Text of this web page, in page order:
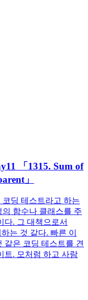
「1315. Sum of
」
딩 테스트라고 하는
함수나 클래스를 주
다. 그 대책으로서
는 것 같다. 빠른 이
같은 코딩 테스트를 견
트. 모처럼 하고 사람